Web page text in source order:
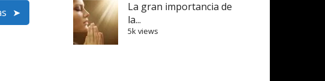
La gran importancia de
la...
5k views